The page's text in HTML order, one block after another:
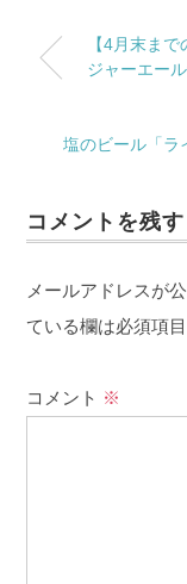
【4月末ま
ジャーエー
塩のビール「ラ
コメントを残す
メールアドレスが
ている欄は必須項
コメント ※